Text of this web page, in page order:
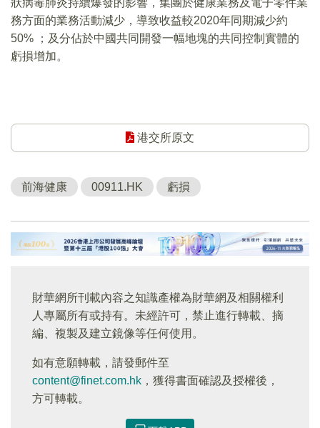
狀病毒肺炎持續爆發的影響，集團於健康業務及電子零件業
務方面的業務活動減少，導致收益較2020年同期減少約
50% ；及分佔於中國共同開發一幅地塊的共同控制實體的
虧損增加。
港交所原文
前海健康 00911.HK 虧損
財華網所刊載內容之知識產權為財華網及相關權利
人專屬所有或持有。未經許可，禁止進行轉載、摘
編、複製及建立鏡像等任何使用。
如有意願轉載，請發郵件至
content@finet.com.hk ，獲得書面確認及授權後，
方可轉載。